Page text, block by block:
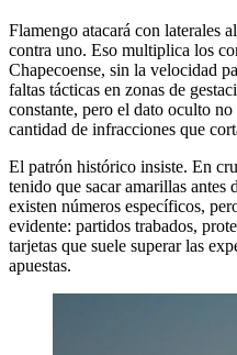
Flamengo atacará con laterales
contra uno. Eso multiplica los
Chapecoense, sin la velocidad
faltas tácticas en zonas de
constante, pero el dato oculto no
cantidad de infracciones que
El patrón histórico insiste. En
tenido que sacar amarillas antes
existen números específicos,
evidente: partidos trabados,
tarjetas que suele superar las
apuestas.